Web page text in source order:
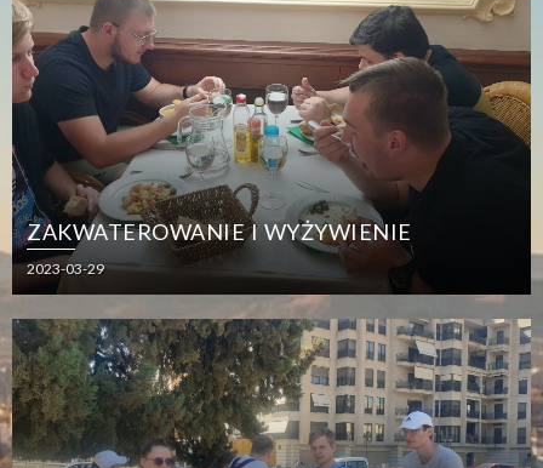
ZAKWATEROWANIE I WYŻYWIENIE
2023-03-29